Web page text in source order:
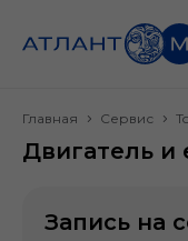
Главная Сервис
Двигатель и
Запись на